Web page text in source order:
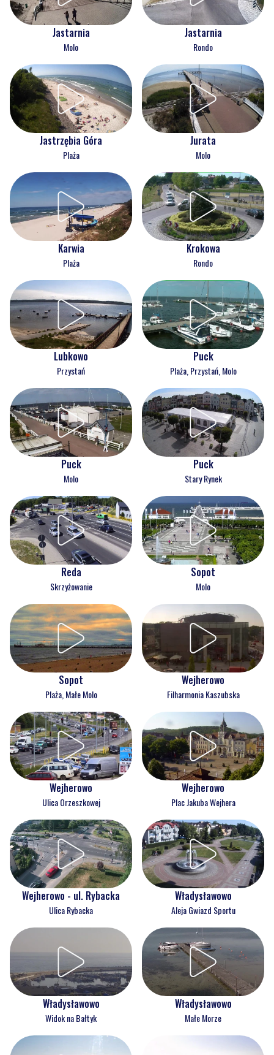
Jastarnia
Molo
Jastarnia
Rondo
Jastrzębia Góra
Plaża
Jurata
Molo
Karwia
Plaża
Krokowa
Rondo
Lubkowo
Przystań
Puck
Plaża, Przystań, Molo
Puck
Molo
Puck
Stary Rynek
Reda
Skrzyżowanie
Sopot
Molo
Sopot
Plaża, Małe Molo
Wejherowo
Filharmonia Kaszubska
Wejherowo
Ulica Orzeszkowej
Wejherowo
Plac Jakuba Wejhera
Wejherowo - ul. Rybacka
Ulica Rybacka
Władysławowo
Aleja Gwiazd Sportu
Władysławowo
Widok na Bałtyk
Władysławowo
Małe Morze